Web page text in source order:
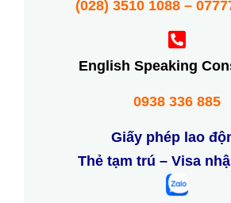
(028) 3510 1088 –
English Speaking
0938 336 885
Giấy phép lao
Thẻ tạm trú – Visa